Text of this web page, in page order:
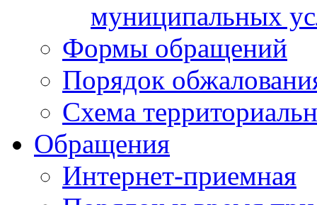
муниципальных
Формы обращений
Порядок
Схема
Обращения
Интернет-приемная